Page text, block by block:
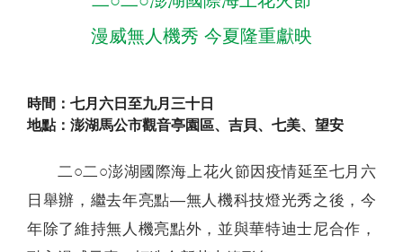
漫威無人機秀 今夏隆重獻映
時間：七月六日至九月三十日
地點：澎湖馬公市觀音亭園區、吉貝、七美、望安
二○二○澎湖國際海上花火節因疫情延至七月六
日舉辦，繼去年亮點—無人機科技燈光秀之後，今
年除了維持無人機亮點外，並與華特迪士尼合作，